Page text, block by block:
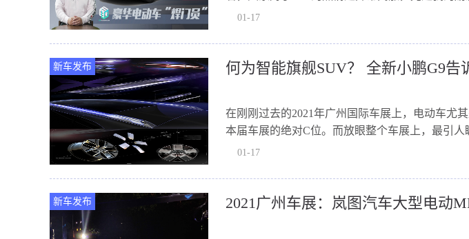
车，当然，...
01-17
新车发布 何为智能旗舰SUV？ 全新小鹏G9告
在刚刚过去的2021年广州国际车展上，电动车尤
本届车展的绝对C位。而放眼整个车展上，最引
存在...
01-17
新车发布 2021广州车展：岚图汽车大型电动